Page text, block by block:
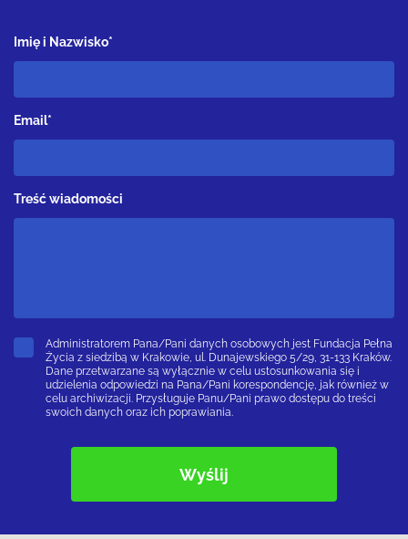
Imię i Nazwisko*
Email*
Treść wiadomości
Administratorem Pana/Pani danych osobowych jest Fundacja Pełna
Życia z siedzibą w Krakowie, ul. Dunajewskiego 5/29, 31-133 Kraków.
Dane przetwarzane są wyłącznie w celu ustosunkowania się i
udzielenia odpowiedzi na Pana/Pani korespondencję, jak również w
celu archiwizacji. Przysługuje Panu/Pani prawo dostępu do treści
swoich danych oraz ich poprawiania.